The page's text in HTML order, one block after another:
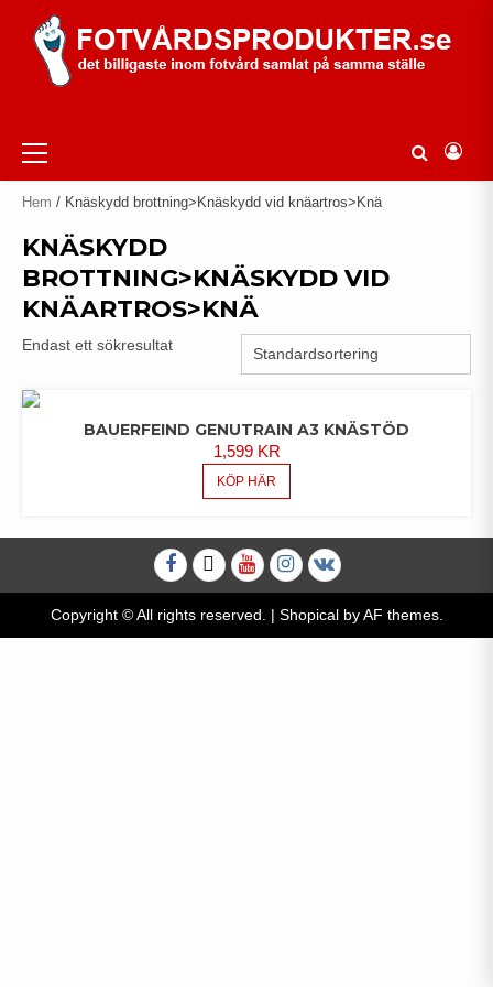
content
Primary
Menu
Hem / Knäskydd brottning>Knäskydd vid knäartros>Knä
KNÄSKYDD
BROTTNING>KNÄSKYDD VID
KNÄARTROS>KNÄ
Endast ett sökresultat
BAUERFEIND GENUTRAIN A3 KNÄSTÖD
1,599 KR
KÖP HÄR
Facebook
TwitterYoutubeInstagram
VK
Copyright © All rights reserved. | Shopicalby AF themes.